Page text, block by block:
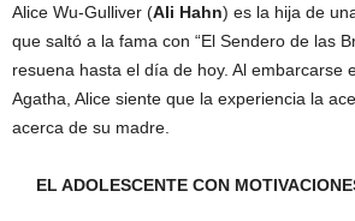
Alice Wu-Gulliver (Ali Hahn) es la hija de
que saltó a la fama con “El Sendero de las
resuena hasta el día de hoy. Al embarcarse
Agatha, Alice siente que la experiencia la
acerca de su madre.
EL ADOLESCENTE CON